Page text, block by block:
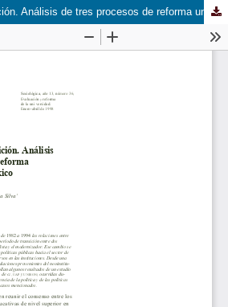
Cambios en la transición. Análisis de tres procesos de reforma universitaria en México